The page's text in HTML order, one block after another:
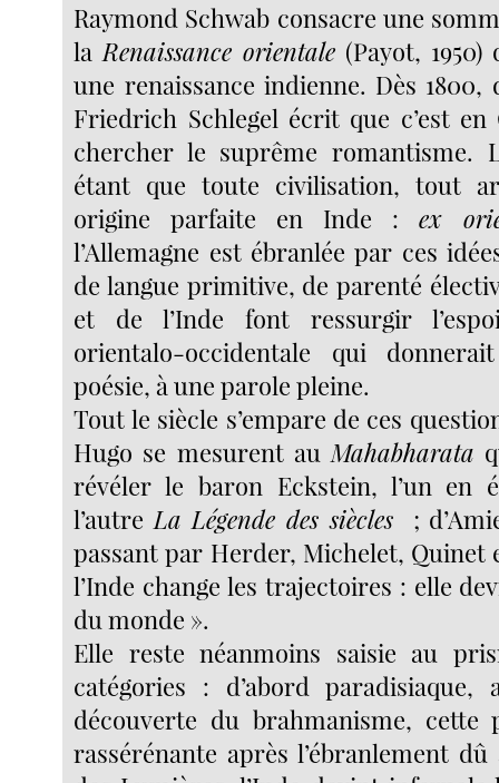
Raymond Schwab consacre une
laRenaissance orientale (Payot,
une renaissance indienne. Dès 1800,
Friedrich Schlegel écrit que c’est
chercher le suprême romantisme.
étant que toute civilisation, tout
origine parfaite en Inde :ex
l’Allemagne est ébranlée par ces
de langue primitive, de parenté
et de l’Inde font ressurgir
orientalo-occidentale qui
poésie, à une parole pleine.
Tout le siècle s’empare de ces
Hugo se mesurent auMahabharata
révéler le baron Eckstein, l’un en
l’autreLa Légende des siècles
;
passant par Herder, Michelet, Quinet
l’Inde change les trajectoires : elle
du monde ».
Elle reste néanmoins saisie au
catégories : d’abord
découverte du brahmanisme, cette
rassérénante après l’ébranlement